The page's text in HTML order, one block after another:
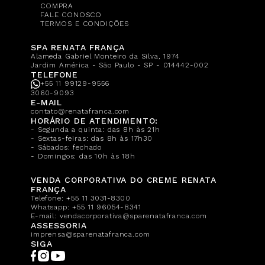
COMPRA
FALE CONOSCO
TERMOS E CONDIÇÕES
SPA RENATA FRANÇA
Alameda Gabriel Monteiro da Silva, 1974
Jardim América - São Paulo - SP - 014442-002
TELEFONE
+55 11 99129-9556
3060-9093
E-MAIL
contato@renatafranca.com
HORÁRIO DE ATENDIMENTO:
- Segunda a quinta: das 8h às 21h
- Sextas-feiras: das 8h às 17h30
- Sábados: fechado
- Domingos: das 10h às 18h
VENDA CORPORATIVA DO CREME RENATA
FRANÇA
Telefone:+55 11 3031-8300
Whatsapp:+55 11 96054-8341
E-mail: vendacorporativa@sparenatafranca.com
ASSESSORIA
imprensa@sparenatafranca.com
SIGA